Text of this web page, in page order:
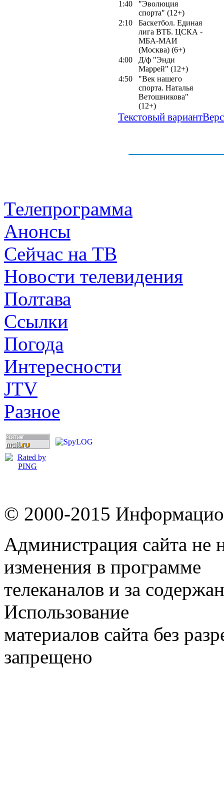
1:40
"Эволюция
спорта" (12+)
2:10
Баскетбол. Единая
лига ВТБ. ЦСКА -
МБА-МАИ
(Москва) (6+)
4:00
Д/ф "Энди
Маррей" (12+)
4:50
"Век нашего
спорта. Наталья
Ветошникова"
(12+)
Текстовый вариант
Телепрограмма
Анонсы
Сейчас на ТВ
Новости телевидения
Полтава
Ссылки
Погода
Интересности
JTV
Разное
© 2000-2015
Администрация сайта не
изменения в программе
телеканалов и за
Использование
материалов сайта без
запрещено